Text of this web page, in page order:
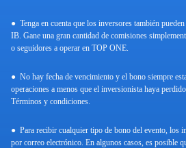
Tenga en cuenta que los inversores también
IB. Gane una gran cantidad de comisiones
o seguidores a operar en TOP ONE.
No hay fecha de vencimiento y el bono siempre
operaciones a menos que el inversionista haya
Términos y condiciones.
Para recibir cualquier tipo de bono del evento, los
por correo electrónico. En algunos casos, es posible